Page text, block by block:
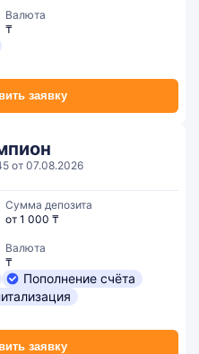
заявку
Валюта
₸
от 07.08.2026
заявку
Сумма депозита
от 1 000 ₸
Валюта
₸
Пополнение счёта